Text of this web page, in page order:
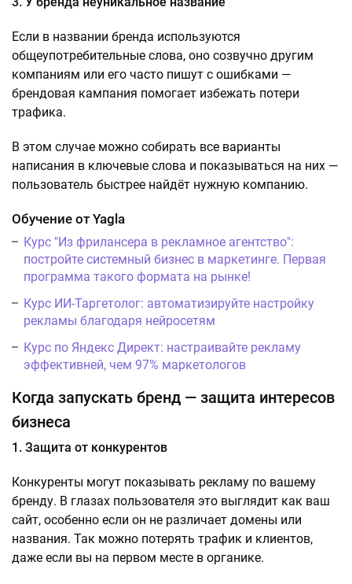
Если в названии бренда используются
общеупотребительные слова, оно созвучно другим
компаниям или его часто пишут с ошибками —
брендовая кампания помогает избежать потери
трафика.
В этом случае можно собирать все варианты
написания в ключевые слова и показываться на них —
пользователь быстрее найдёт нужную компанию.
Обучение от Yagla
Курс "Из фрилансера в рекламное агентство":
постройте системный бизнес в маркетинге. Первая
программа такого формата на рынке!
Курс ИИ-Таргетолог: автоматизируйте настройку
рекламы благодаря нейросетям
Курс по Яндекс Директ: настраивайте рекламу
эффективней, чем 97% маркетологов
Когда запускать бренд — защита интересов
бизнеса
1. Защита от конкурентов
Конкуренты могут показывать рекламу по вашему
бренду. В глазах пользователя это выглядит как ваш
сайт, особенно если он не различает домены или
названия. Так можно потерять трафик и клиентов,
даже если вы на первом месте в органике.